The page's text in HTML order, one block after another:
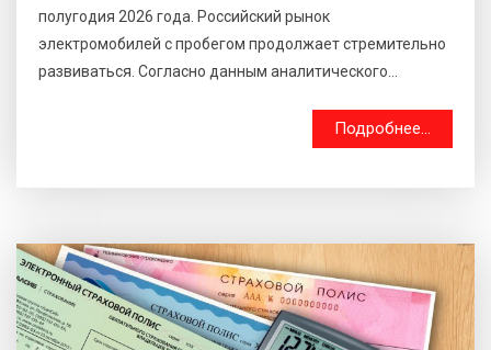
полугодия 2026 года. Российский рынок
электромобилей с пробегом продолжает стремительно
развиваться. Согласно данным аналитического...
Подробнее...